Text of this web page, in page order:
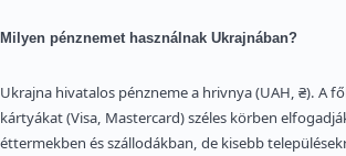
Milyen pénznemet használnak Ukrajnában?
Ukrajna hivatalos pénzneme a hrivnya (UAH, ₴). A
kártyákat (Visa, Mastercard) széles körben
éttermekben és szállodákban, de kisebb